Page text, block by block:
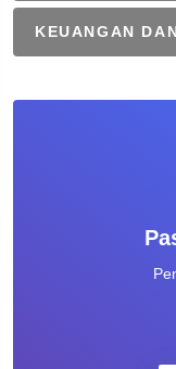
KEUANGAN